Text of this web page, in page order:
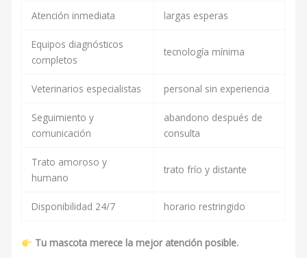
Atención inmediata largas esperas
Equipos diagnósticos
completos
tecnología mínima
Veterinarios especialistas personal sin experiencia
Seguimiento y
comunicación
abandono después de
consulta
Trato amoroso y
humano
trato frío y distante
Disponibilidad 24/7 horario restringido
Tu mascota merece la mejor atención posible.